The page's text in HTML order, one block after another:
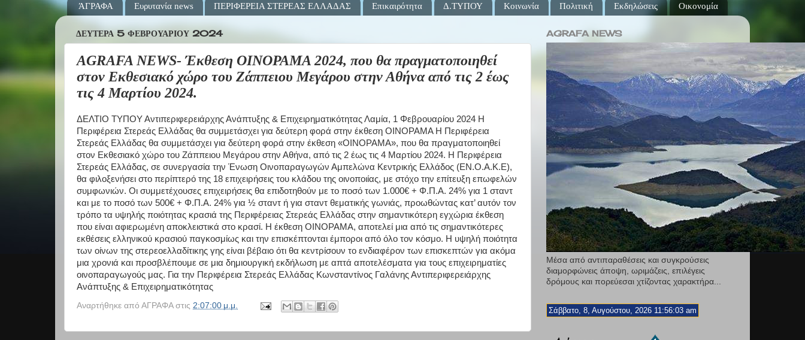
ΆΓΡΑΦΑ Ευρυτανία news ΠΕΡΙΦΕΡΕΙΑ ΣΤΕΡΕΑΣ ΕΛΛΑΔΑΣ Επικαιρότητα Δ.ΤΥΠΟΥ Κοινωνία Πολιτική Εκδηλώσεις Οικονομία
ΔΕΥΤΈΡΑ 5 ΦΕΒΡΟΥΑΡΊΟΥ 2024
AGRAFA NEWS- Έκθεση ΟΙΝΟΡΑΜΑ 2024, που θα πραγματοποιηθεί
στον Εκθεσιακό χώρο του Ζάππειου Μεγάρου στην Αθήνα από τις 2 έως
τις 4 Μαρτίου 2024.
ΔΕΛΤΙΟ ΤΥΠΟΥ Αντιπεριφερειάρχης Ανάπτυξης & Επιχειρηματικότητας Λαμία, 1 Φεβρουαρίου 2024 Η
Περιφέρεια Στερεάς Ελλάδας θα συμμετάσχει για δεύτερη φορά στην έκθεση ΟΙΝΟΡΑΜΑ Η Περιφέρεια
Στερεάς Ελλάδας θα συμμετάσχει για δεύτερη φορά στην έκθεση «ΟΙΝΟΡΑΜΑ», που θα πραγματοποιηθεί
στον Εκθεσιακό χώρο του Ζάππειου Μεγάρου στην Αθήνα, από τις 2 έως τις 4 Μαρτίου 2024. Η Περιφέρεια
Στερεάς Ελλάδας, σε συνεργασία την Ένωση Οινοπαραγωγών Αμπελώνα Κεντρικής Ελλάδος (ΕΝ.Ο.Α.Κ.Ε),
θα φιλοξενήσει στο περίπτερό της 18 επιχειρήσεις του κλάδου της οινοποιίας, με στόχο την επίτευξη επωφελών
συμφωνιών. Οι συμμετέχουσες επιχειρήσεις θα επιδοτηθούν με το ποσό των 1.000€ + Φ.Π.Α. 24% για 1 σταντ
και με το ποσό των 500€ + Φ.Π.Α. 24% για ½ σταντ ή για σταντ θεματικής γωνιάς, προωθώντας κατ’ αυτόν τον
τρόπο τα υψηλής ποιότητας κρασιά της Περιφέρειας Στερεάς Ελλάδας στην σημαντικότερη εγχώρια έκθεση
που είναι αφιερωμένη αποκλειστικά στο κρασί. Η έκθεση ΟΙΝΟΡΑΜΑ, αποτελεί μια από τις σημαντικότερες
εκθέσεις ελληνικού κρασιού παγκοσμίως και την επισκέπτονται έμποροι από όλο τον κόσμο. Η υψηλή ποιότητα
των οίνων της στερεοελλαδίτικης γης είναι βέβαιο ότι θα κεντρίσουν το ενδιαφέρον των επισκεπτών για ακόμα
μια χρονιά και προσβλέπουμε σε μια δημιουργική εκδήλωση με απτά αποτελέσματα για τους επιχειρηματίες
οινοπαραγωγούς μας. Για την Περιφέρεια Στερεάς Ελλάδας Κωνσταντίνος Γαλάνης Αντιπεριφερειάρχης
Ανάπτυξης & Επιχειρηματικότητας
Αναρτήθηκε από ΑΓΡΑΦΑ στις 2:07:00 μ.μ.
AGRAFA NEWS
Μέσα από αντιπαραθέσεις και συγκρούσεις
διαμορφώνεις άποψη, ωριμάζεις, επιλέγεις
δρόμους και πορεύεσαι χτίζοντας χαρακτήρα...
Σάββατο, 8, Αυγούστου, 2026 11:56:05 am